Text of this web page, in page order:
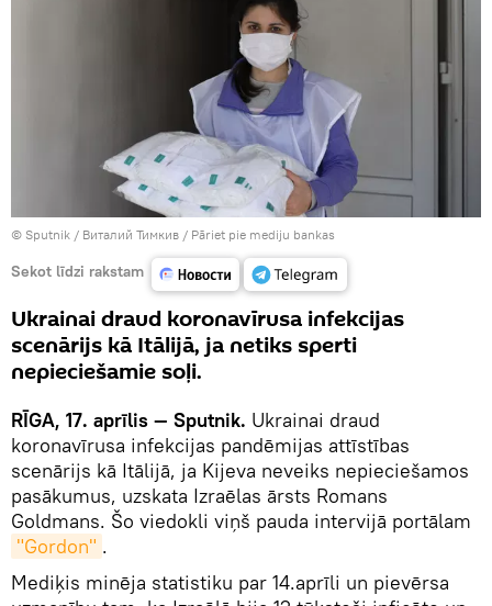
© Sputnik / Виталий Тимкив / Pāriet pie mediju bankas
Sekot līdzi rakstam
Ukrainai draud koronavīrusa infekcijas
scenārijs kā Itālijā, ja netiks sperti
nepieciešamie soļi.
RĪGA, 17. aprīlis — Sputnik. Ukrainai draud
koronavīrusa infekcijas pandēmijas attīstības
scenārijs kā Itālijā, ja Kijeva neveiks nepieciešamos
pasākumus, uzskata Izraēlas ārsts Romans
Goldmans. Šo viedokli viņš pauda intervijā portālam
"Gordon" .
Mediķis minēja statistiku par 14.aprīli un pievērsa